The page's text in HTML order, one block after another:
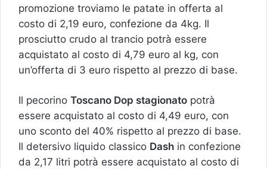
promozione troviamo le patate in offerta al
costo di 2,19 euro, confezione da 4kg. Il
prosciutto crudo al trancio potrà essere
acquistato al costo di 4,79 euro al kg, con
un’offerta di 3 euro rispetto al prezzo di base.
Il pecorino Toscano Dop stagionato potrà
essere acquistato al costo di 4,49 euro, con
uno sconto del 40% rispetto al prezzo di base.
Il detersivo liquido classico Dash in confezione
da 2,17 litri potrà essere acquistato al costo di